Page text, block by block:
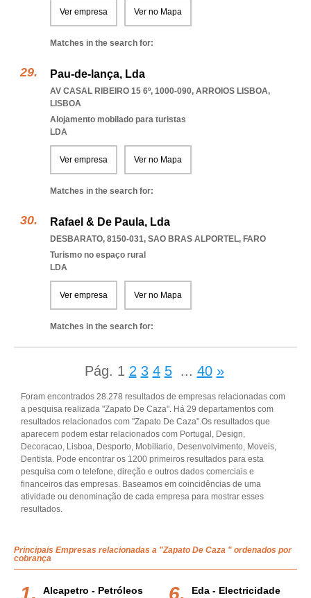
Ver empresa Ver no Mapa
Matches in the search for:
Pau-de-lança, Lda
AV CASAL RIBEIRO 15 6º, 1000-090, ARROIOS LISBOA,
LISBOA
Alojamento mobilado para turistas
LDA
Ver empresa Ver no Mapa
Matches in the search for:
Rafael & De Paula, Lda
DESBARATO, 8150-031, SAO BRAS ALPORTEL, FARO
Turismo no espaço rural
LDA
Ver empresa Ver no Mapa
Matches in the search for:
Pág. 1 2 3 4 5 ... 40 »
Foram encontrados 28.278 resultados de empresas relacionadas com
a pesquisa realizada "Zapato De Caza". Há 29 departamentos com
resultados relacionados com "Zapato De Caza".Os resultados que
aparecem podem estar relacionados com Portugal, Design,
Decoracao, Lisboa, Desporto, Mobiliario, Desenvolvimento, Moveis,
Dentista. Pode encontrar os 1200 primeiros resultados para esta
pesquisa com o telefone, direção e outros dados comerciais e
financeiros das empresas. Baseamos em coincidências de uma
atividade ou denominação de cada empresa para mostrar esses
resultados.
Principais Empresas relacionadas a "Zapato De Caza " ordenados por
cobrança
Alcapetro - Petróleos
Eda - Electricidade